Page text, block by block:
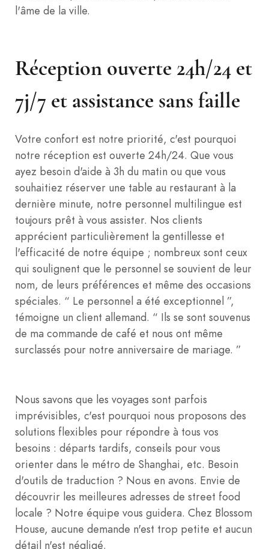
l'âme de la ville.
Réception ouverte 24h/24 et
7j/7 et assistance sans faille
Votre confort est notre priorité, c'est pourquoi
notre réception est ouverte 24h/24. Que vous
ayez besoin d'aide à 3h du matin ou que vous
souhaitiez réserver une table au restaurant à la
dernière minute, notre personnel multilingue est
toujours prêt à vous assister. Nos clients
apprécient particulièrement la gentillesse et
l'efficacité de notre équipe ; nombreux sont ceux
qui soulignent que le personnel se souvient de leur
nom, de leurs préférences et même des occasions
spéciales. “ Le personnel a été exceptionnel ”,
témoigne un client allemand. “ Ils se sont souvenus
de ma commande de café et nous ont même
surclassés pour notre anniversaire de mariage. ”
Nous savons que les voyages sont parfois
imprévisibles, c'est pourquoi nous proposons des
solutions flexibles pour répondre à tous vos
besoins : départs tardifs, conseils pour vous
orienter dans le métro de Shanghai, etc. Besoin
d'outils de traduction ? Nous en avons. Envie de
découvrir les meilleures adresses de street food
locale ? Notre équipe vous guidera. Chez Blossom
House, aucune demande n'est trop petite et aucun
détail n'est négligé.